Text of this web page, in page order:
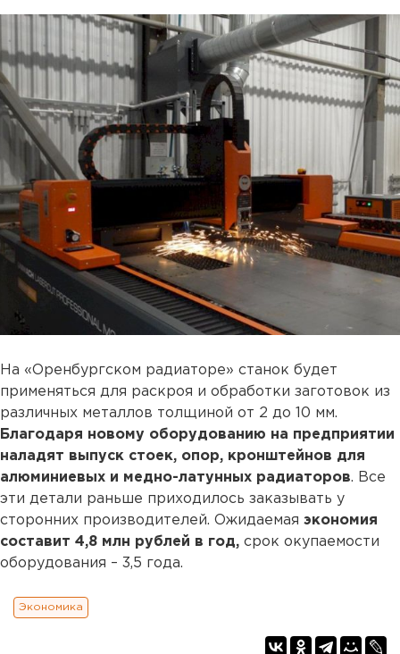
На «Оренбургском радиаторе» станок будет
применяться для раскроя и обработки заготовок из
различных металлов толщиной от 2 до 10 мм.
Благодаря новому оборудованию на предприятии
наладят выпуск стоек, опор, кронштейнов для
алюминиевых и медно-латунных радиаторов. Все
эти детали раньше приходилось заказывать у
сторонних производителей. Ожидаемая экономия
составит 4,8 млн рублей в год, срок окупаемости
оборудования – 3,5 года.
Экономика